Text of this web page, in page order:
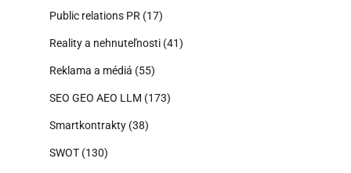
Public relations PR (17)
Reality a nehnuteľnosti (41)
Reklama a médiá (55)
SEO GEO AEO LLM (173)
Smartkontrakty (38)
SWOT (130)